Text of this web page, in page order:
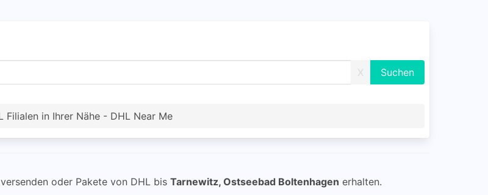
X
Filialen in Ihrer Nähe - DHL Near Me
versenden oder Pakete von DHL bis Tarnewitz, Ostseebad Boltenhagen erhalten.